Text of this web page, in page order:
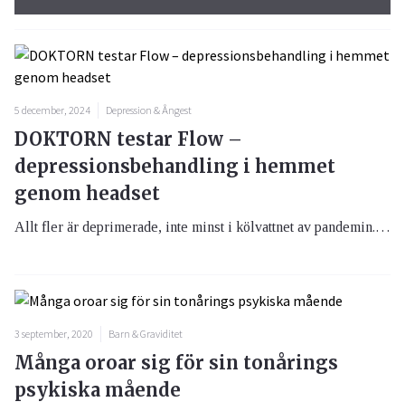
5 december, 2024 Depression & Ångest
DOKTORN testar Flow –
depressionsbehandling i hemmet
genom headset
Allt fler är deprimerade, inte minst i kölvattnet av pandemin. Rådet att stanna hemma kvarstår och därför känns svenska Flow Neurosciences unika behandling i hemmet med hjälp av ett headset helt rätt i tiden.
3 september, 2020 Barn & Graviditet
Många oroar sig för sin tonårings
psykiska mående